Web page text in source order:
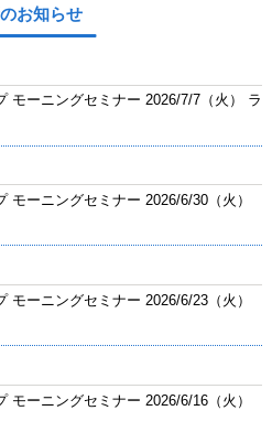
お知らせ
モーニングセミナー 2026/7/7（火） ラ
ーニングセミナー 2026/6/30（火）
ーニングセミナー 2026/6/23（火）
ーニングセミナー 2026/6/16（火）